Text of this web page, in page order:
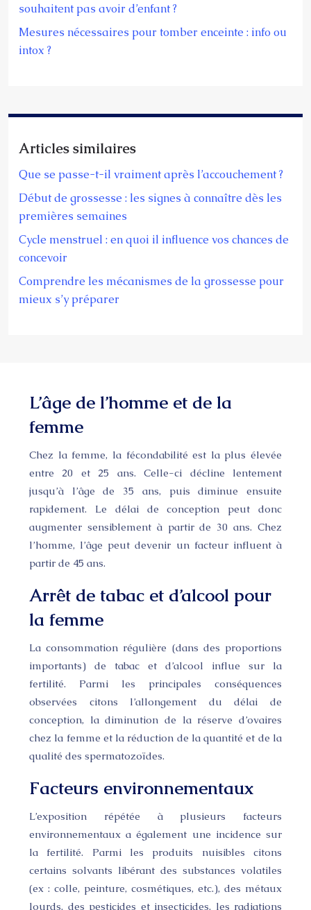
souhaitent pas avoir d’enfant ?
Mesures nécessaires pour tomber enceinte : info ou
intox ?
Articles similaires
Que se passe-t-il vraiment après l’accouchement ?
Début de grossesse : les signes à connaître dès les
premières semaines
Cycle menstruel : en quoi il influence vos chances de
concevoir
Comprendre les mécanismes de la grossesse pour
mieux s’y préparer
L’âge de l’homme et de la
femme
Chez la femme, la fécondabilité est la plus élevée
entre 20 et 25 ans. Celle-ci décline lentement
jusqu’à l’âge de 35 ans, puis diminue ensuite
rapidement. Le délai de conception peut donc
augmenter sensiblement à partir de 30 ans. Chez
l’homme, l’âge peut devenir un facteur influent à
partir de 45 ans.
Arrêt de tabac et d’alcool pour
la femme
La consommation régulière (dans des proportions
importants) de tabac et d’alcool influe sur la
fertilité. Parmi les principales conséquences
observées citons l’allongement du délai de
conception, la diminution de la réserve d’ovaires
chez la femme et la réduction de la quantité et de la
qualité des spermatozoïdes.
Facteurs environnementaux
L’exposition répétée à plusieurs facteurs
environnementaux a également une incidence sur
la fertilité. Parmi les produits nuisibles citons
certains solvants libérant des substances volatiles
(ex : colle, peinture, cosmétiques, etc.), des métaux
lourds, des pesticides et insecticides, les radiations